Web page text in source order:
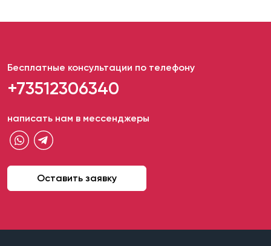
Бесплатные консультации по телефону
+73512306340
написать нам в мессенджеры
Оставить заявку